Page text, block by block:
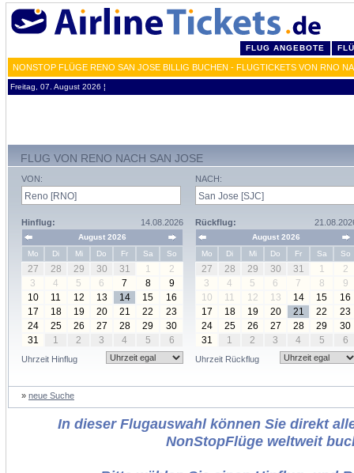
FLUG ANGEBOTE
NONSTOP FLÜGE RENO SAN JOSE BILLIG BUCHEN - FLUGTICKETS VON RNO
Freitag, 07. August 2026 ¦
FLUG VON RENO NACH SAN JOSE
VON:
Hinflug: 14.08.2026
August 2026
Mo
Di Mi Do Fr Sa So
27 28 29 30 31 1
2
3
4 5 6 7 8
9
10
11 12 13 14 15
16
17
18 19 20 21 22
23
24
25 26 27 28 29
30
31
1 2 3 4 5 6
Uhrzeit Hinflug
NACH:
Rückflug:
August 2026
Mo
Di Mi Do Fr Sa So
27 28 29 30 31 1
2
3
4 5 6 7 8
9
10
11 12 13 14 15
16
17
18 19 20 21 22
23
24
25 26 27 28 29
30
31
1 2 3 4 5 6
Uhrzeit Rückflug
» neue Suche
In dieser Flugauswahl können Sie direkt
NonStopFlüge weltweit